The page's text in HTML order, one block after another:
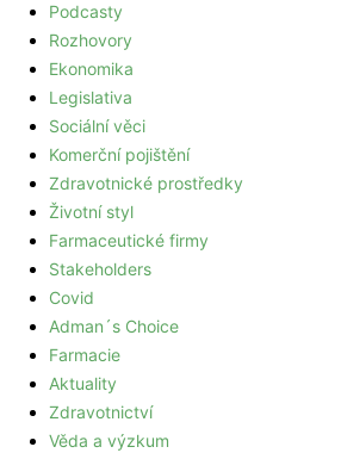
Podcasty
Rozhovory
Ekonomika
Legislativa
Sociální věci
Komerční pojištění
Zdravotnické prostředky
Životní styl
Farmaceutické firmy
Stakeholders
Covid
Adman´s Choice
Farmacie
Aktuality
Zdravotnictví
Věda a výzkum